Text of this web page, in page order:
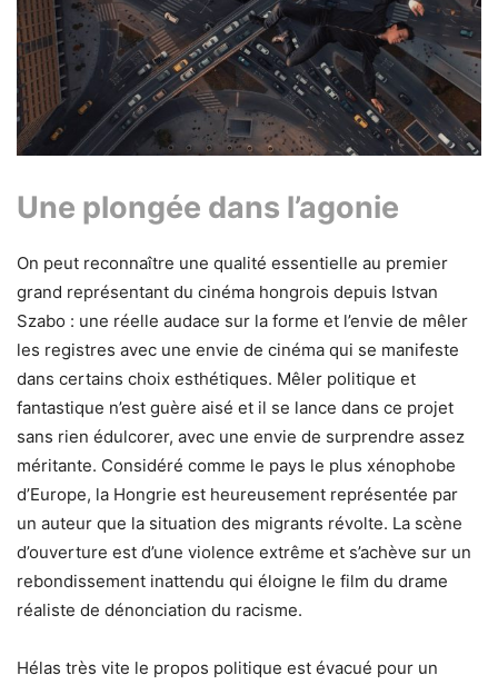
Une plongée dans l’agonie
On peut reconnaître une qualité essentielle au premier
grand représentant du cinéma hongrois depuis Istvan
Szabo : une réelle audace sur la forme et l’envie de mêler
les registres avec une envie de cinéma qui se manifeste
dans certains choix esthétiques. Mêler politique et
fantastique n’est guère aisé et il se lance dans ce projet
sans rien édulcorer, avec une envie de surprendre assez
méritante. Considéré comme le pays le plus xénophobe
d’Europe, la Hongrie est heureusement représentée par
un auteur que la situation des migrants révolte. La scène
d’ouverture est d’une violence extrême et s’achève sur un
rebondissement inattendu qui éloigne le film du drame
réaliste de dénonciation du racisme.
Hélas très vite le propos politique est évacué pour un